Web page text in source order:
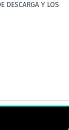
DESCARGA Y LOS